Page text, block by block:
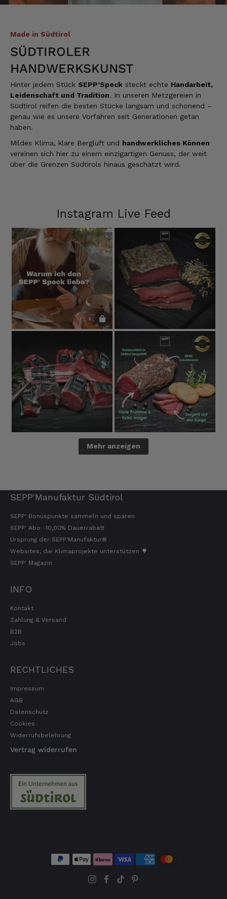
Made in Südtirol
SÜDTIROLER
HANDWERKSKUNST
Hinter jedem Stück SEPP’Speck steckt echte Handarbeit,
Leidenschaft und Tradition. In unseren Metzgereien in
Südtirol reifen die besten Stücke langsam und schonend –
genau wie es unsere Vorfahren seit Generationen getan
haben.
Mildes Klima, klare Bergluft und handwerkliches Können
vereinen sich hier zu einem einzigartigen Genuss, der weit
über die Grenzen Südtirols hinaus geschätzt wird.
Instagram Live Feed
Mehr anzeigen
SEPP'Manufaktur Südtirol
SEPP' Bonuspunkte sammeln und sparen
SEPP' Abo -10,00% Dauerrabatt
Ursprung der SEPP'Manufaktur®
Websites, die Klimaprojekte unterstützen 🌳
SEPP' Magazin
INFO
Kontakt
Zahlung & Versand
B2B
Jobs
RECHTLICHES
Impressum
AGB
Datenschutz
Cookies
Widerrufsbelehrung
Vertrag widerrufen